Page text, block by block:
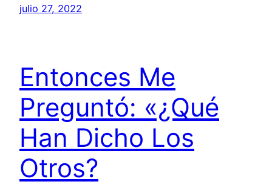
julio 27, 2022
Entonces Me
Preguntó: «¿Qué
Han Dicho Los
Otros?